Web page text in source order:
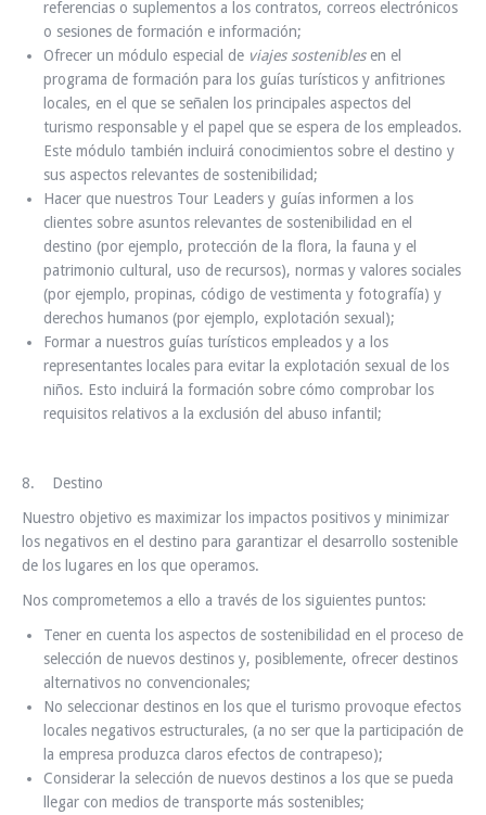
referencias o suplementos a los contratos, correos electrónicos
o sesiones de formación e información;
Ofrecer un módulo especial de viajes sostenibles en el
programa de formación para los guías turísticos y anfitriones
locales, en el que se señalen los principales aspectos del
turismo responsable y el papel que se espera de los empleados.
Este módulo también incluirá conocimientos sobre el destino y
sus aspectos relevantes de sostenibilidad;
Hacer que nuestros Tour Leaders y guías informen a los
clientes sobre asuntos relevantes de sostenibilidad en el
destino (por ejemplo, protección de la flora, la fauna y el
patrimonio cultural, uso de recursos), normas y valores sociales
(por ejemplo, propinas, código de vestimenta y fotografía) y
derechos humanos (por ejemplo, explotación sexual);
Formar a nuestros guías turísticos empleados y a los
representantes locales para evitar la explotación sexual de los
niños. Esto incluirá la formación sobre cómo comprobar los
requisitos relativos a la exclusión del abuso infantil;
8. Destino
Nuestro objetivo es maximizar los impactos positivos y minimizar
los negativos en el destino para garantizar el desarrollo sostenible
de los lugares en los que operamos.
Nos comprometemos a ello a través de los siguientes puntos:
Tener en cuenta los aspectos de sostenibilidad en el proceso de
selección de nuevos destinos y, posiblemente, ofrecer destinos
alternativos no convencionales;
No seleccionar destinos en los que el turismo provoque efectos
locales negativos estructurales, (a no ser que la participación de
la empresa produzca claros efectos de contrapeso);
Considerar la selección de nuevos destinos a los que se pueda
llegar con medios de transporte más sostenibles;